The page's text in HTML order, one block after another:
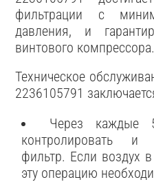
фильтрации с
давления, и
винтового компрессора.
Техническое
2236105791
Через каждые
контролировать и
фильтр. Если воздух
эту операцию